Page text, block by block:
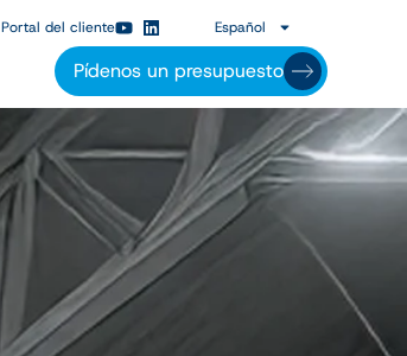
Portal del cliente Español
Pídenos un presupuesto